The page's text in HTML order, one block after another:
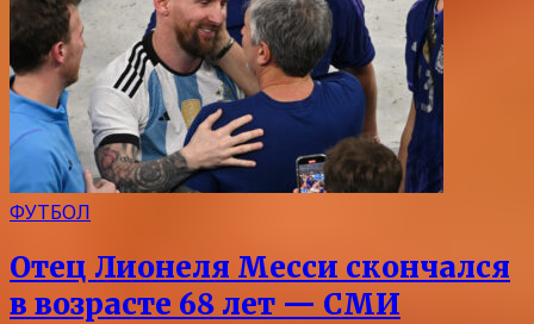
ФУТБОЛ
Отец Лионеля Месси скончался
в возрасте 68 лет — СМИ